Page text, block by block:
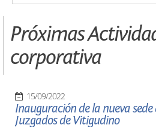
Próximas
corporativa
15/09/2022
Inauguración de la nueva sede
Juzgados de Vitigudino